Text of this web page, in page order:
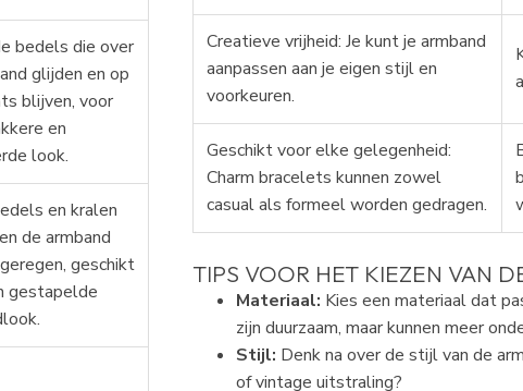
bedels die over
glijden en op
blijven, voor
en
look.
en kralen
de armband
geschikt
gestapelde
Creatieve vrijheid: Je kunt je armband
aanpassen aan je eigen stijl en
voorkeuren.
Geschikt voor elke gelegenheid:
Charm bracelets kunnen zowel
casual als formeel worden gedragen.
TIPS VOOR HET KIEZEN VAN
Materiaal: Kies een materiaal dat
zijn duurzaam, maar kunnen meer
Stijl: Denk na over de stijl van de
of vintage uitstraling?